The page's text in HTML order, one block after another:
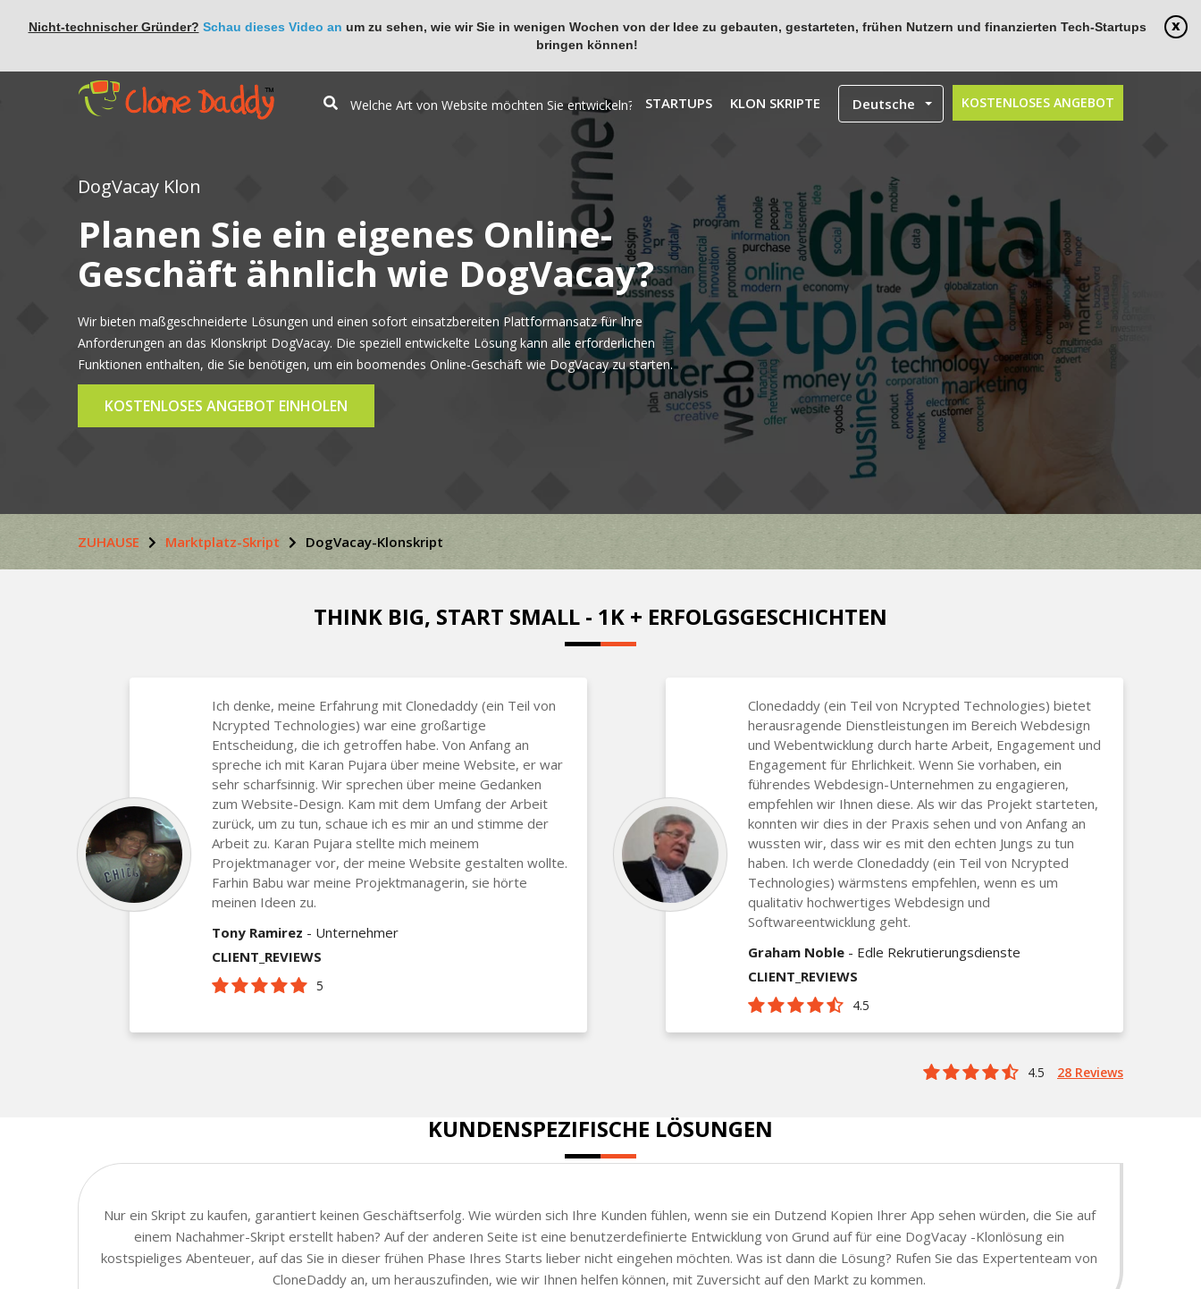
Nicht-technischer Gründer? Schau dieses Video an um zu sehen, wie wir Sie in wenigen Wochen von der Idee zu gebauten, gestarteten, frühen Nutzern und finanzierten Tech-Startups
bringen können!
KOSTENLOSES ANGEBOT
STARTUPS KLON SKRIPTE Deutsche
DogVacay Klon
Planen Sie ein eigenes Online-
Geschäft ähnlich wie DogVacay?
Wir bieten maßgeschneiderte Lösungen und einen sofort einsatzbereiten Plattformansatz für Ihre
Anforderungen an das Klonskript DogVacay. Die speziell entwickelte Lösung kann alle erforderlichen
Funktionen enthalten, die Sie benötigen, um ein boomendes Online-Geschäft wie DogVacay zu starten.
KOSTENLOSES ANGEBOT EINHOLEN
ZUHAUSE Marktplatz-Skript DogVacay-Klonskript
THINK BIG, START SMALL - 1K + ERFOLGSGESCHICHTEN
Ich denke, meine Erfahrung mit Clonedaddy (ein Teil von
Ncrypted Technologies) war eine großartige
Entscheidung, die ich getroffen habe. Von Anfang an
spreche ich mit Karan Pujara über meine Website, er war
sehr scharfsinnig. Wir sprechen über meine Gedanken
zum Website-Design. Kam mit dem Umfang der Arbeit
zurück, um zu tun, schaue ich es mir an und stimme der
Arbeit zu. Karan Pujara stellte mich meinem
Projektmanager vor, der meine Website gestalten wollte.
Farhin Babu war meine Projektmanagerin, sie hörte
meinen Ideen zu.
Tony Ramirez - Unternehmer
CLIENT_REVIEWS
5
Clonedaddy (ein Teil von Ncrypted Technologies) bietet
herausragende Dienstleistungen im Bereich Webdesign
und Webentwicklung durch harte Arbeit, Engagement und
Engagement für Ehrlichkeit. Wenn Sie vorhaben, ein
führendes Webdesign-Unternehmen zu engagieren,
empfehlen wir Ihnen diese. Als wir das Projekt starteten,
konnten wir dies in der Praxis sehen und von Anfang an
wussten wir, dass wir es mit den echten Jungs zu tun
haben. Ich werde Clonedaddy (ein Teil von Ncrypted
Technologies) wärmstens empfehlen, wenn es um
qualitativ hochwertiges Webdesign und
Softwareentwicklung geht.
Graham Noble - Edle Rekrutierungsdienste
CLIENT_REVIEWS
4.5
4.5 28 Reviews
KUNDENSPEZIFISCHE LÖSUNGEN
Nur ein Skript zu kaufen, garantiert keinen Geschäftserfolg. Wie würden sich Ihre Kunden fühlen, wenn sie ein Dutzend Kopien Ihrer App sehen würden, die Sie auf
einem Nachahmer-Skript erstellt haben? Auf der anderen Seite ist eine benutzerdefinierte Entwicklung von Grund auf für eine DogVacay -Klonlösung ein
kostspieliges Abenteuer, auf das Sie in dieser frühen Phase Ihres Starts lieber nicht eingehen möchten. Was ist dann die Lösung? Rufen Sie das Expertenteam von
CloneDaddy an, um herauszufinden, wie wir Ihnen helfen können, mit Zuversicht auf den Markt zu kommen.